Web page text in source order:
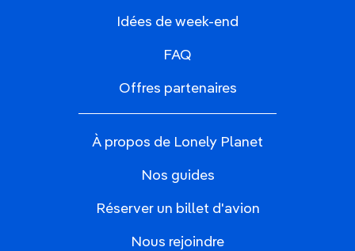
Idées de week-end
FAQ
Offres partenaires
À propos de Lonely Planet
Nos guides
Réserver un billet d'avion
Nous rejoindre